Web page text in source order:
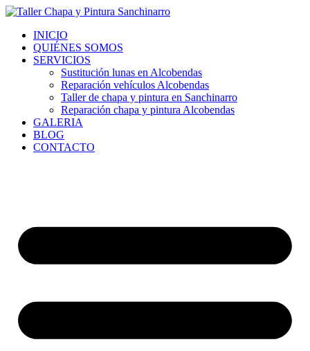
Ir
contenidoINICIO
QUIÉNES SOMOS
SERVICIOS
Sustitución lunas en Alcobendas
Reparación vehículos Alcobendas
Taller de chapa y pintura en Sanchinarro
Reparación chapa y pintura Alcobendas
GALERIA
BLOG
CONTACTO